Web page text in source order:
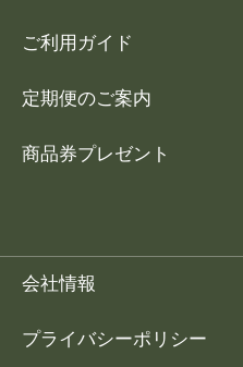
ご利用ガイド
定期便のご案内
商品券プレゼント
会社情報
プライバシーポリシー